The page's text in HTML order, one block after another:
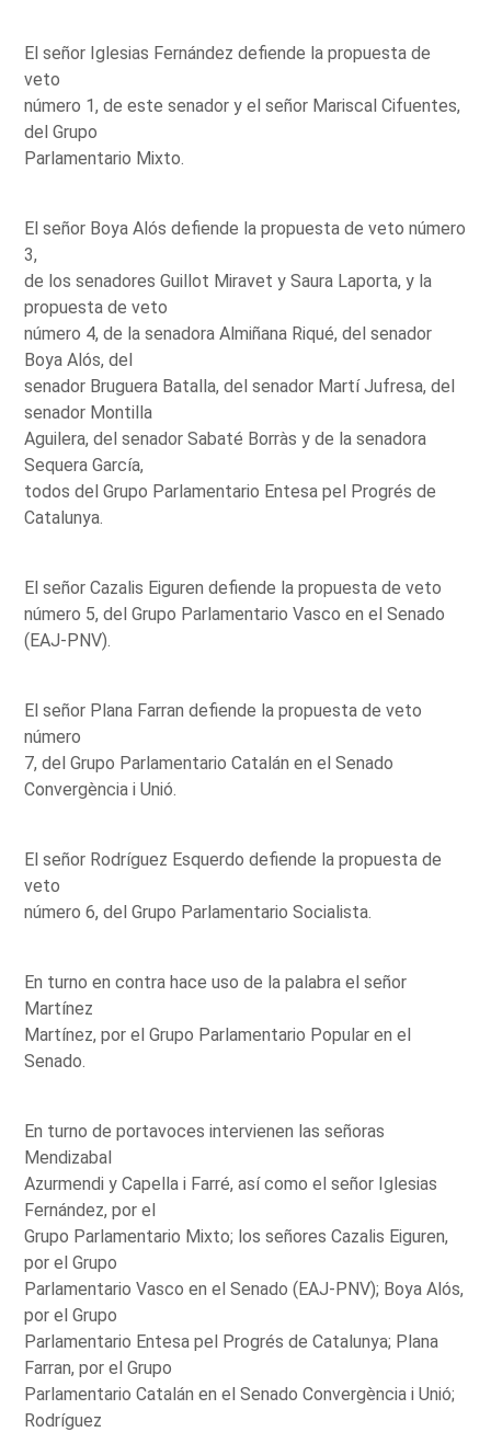
El señor Iglesias Fernández defiende la propuesta de
veto
número 1, de este senador y el señor Mariscal Cifuentes,
del Grupo
Parlamentario Mixto.
El señor Boya Alós defiende la propuesta de veto número
3,
de los senadores Guillot Miravet y Saura Laporta, y la
propuesta de veto
número 4, de la senadora Almiñana Riqué, del senador
Boya Alós, del
senador Bruguera Batalla, del senador Martí Jufresa, del
senador Montilla
Aguilera, del senador Sabaté Borràs y de la senadora
Sequera García,
todos del Grupo Parlamentario Entesa pel Progrés de
Catalunya.
El señor Cazalis Eiguren defiende la propuesta de veto
número 5, del Grupo Parlamentario Vasco en el Senado
(EAJ-PNV).
El señor Plana Farran defiende la propuesta de veto
número
7, del Grupo Parlamentario Catalán en el Senado
Convergència i Unió.
El señor Rodríguez Esquerdo defiende la propuesta de
veto
número 6, del Grupo Parlamentario Socialista.
En turno en contra hace uso de la palabra el señor
Martínez
Martínez, por el Grupo Parlamentario Popular en el
Senado.
En turno de portavoces intervienen las señoras
Mendizabal
Azurmendi y Capella i Farré, así como el señor Iglesias
Fernández, por el
Grupo Parlamentario Mixto; los señores Cazalis Eiguren,
por el Grupo
Parlamentario Vasco en el Senado (EAJ-PNV); Boya Alós,
por el Grupo
Parlamentario Entesa pel Progrés de Catalunya; Plana
Farran, por el Grupo
Parlamentario Catalán en el Senado Convergència i Unió;
Rodríguez